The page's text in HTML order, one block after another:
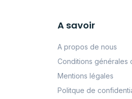
A savoir
A propos de nous
Conditions générales
Mentions légales
Politque de